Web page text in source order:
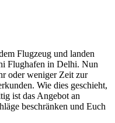
Flugzeug und landen
Flughafen in Delhi. Nun
oder weniger Zeit zur
Wie dies geschieht,
ist das Angebot an
beschränken und Euch